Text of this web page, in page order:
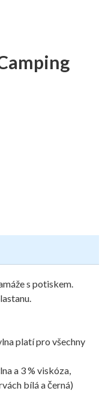
s potiskem.
platí pro všechny
a 3 % viskóza,
bílá a černá)